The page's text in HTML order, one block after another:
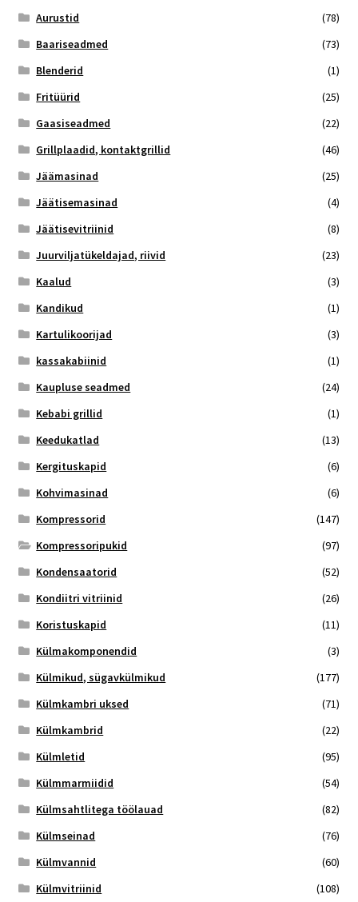
Aurustid
(78)
Baariseadmed
(73)
Blenderid
(1)
Fritüürid
(25)
Gaasiseadmed
(22)
Grillplaadid, kontaktgrillid
(46)
Jäämasinad
(25)
Jäätisemasinad
(4)
Jäätisevitriinid
(8)
Juurviljatükeldajad, riivid
(23)
Kaalud
(3)
Kandikud
(1)
Kartulikoorijad
(3)
kassakabiinid
(1)
Kaupluse seadmed
(24)
Kebabi grillid
(1)
Keedukatlad
(13)
Kergituskapid
(6)
Kohvimasinad
(6)
Kompressorid
(147)
Kompressoripukid
(97)
Kondensaatorid
(52)
Kondiitri vitriinid
(26)
Koristuskapid
(11)
Külmakomponendid
(3)
Külmikud, sügavkülmikud
(177)
Külmkambri uksed
(71)
Külmkambrid
(22)
Külmletid
(95)
Külmmarmiidid
(54)
Külmsahtlitega töölauad
(82)
Külmseinad
(76)
Külmvannid
(60)
Külmvitriinid
(108)